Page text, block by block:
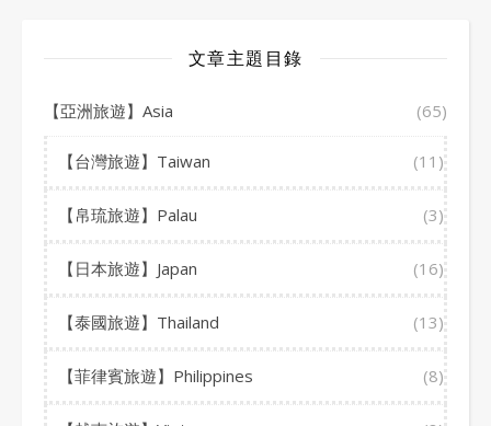
文章主題目錄
【亞洲旅遊】Asia (65)
【台灣旅遊】Taiwan (11)
【帛琉旅遊】Palau (3)
【日本旅遊】Japan (16)
【泰國旅遊】Thailand (13)
【菲律賓旅遊】Philippines (8)